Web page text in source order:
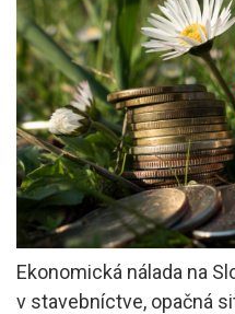
Ekonomická nálada na
v stavebníctve, opačná